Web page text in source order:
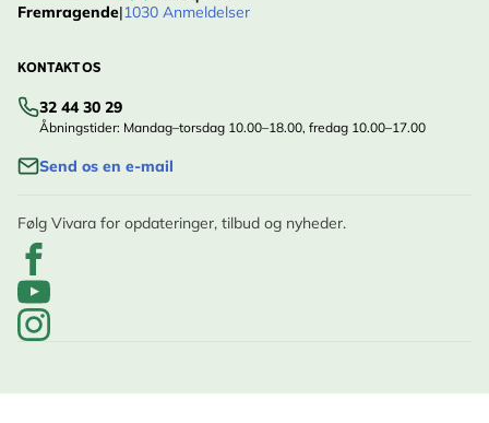
Fremragende|1030 Anmeldelser
KONTAKT OS
32 44 30 29
Åbningstider: Mandag–torsdag 10.00–18.00, fredag 10.00–17.00
Send os en e-mail
Følg Vivara for opdateringer, tilbud og nyheder.